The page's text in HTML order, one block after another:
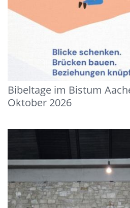
Bibeltage im Bistum
Oktober 2026